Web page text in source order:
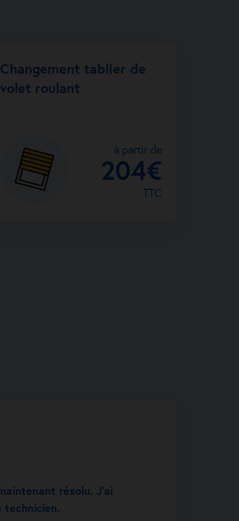
Moustiquaire
Changement tablier de
volet roulant
à partir de
204€
TTC
résolu. J’ai
technicien.